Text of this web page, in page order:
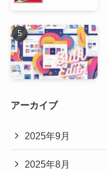
アーカイブ
2025年9月
2025年8月